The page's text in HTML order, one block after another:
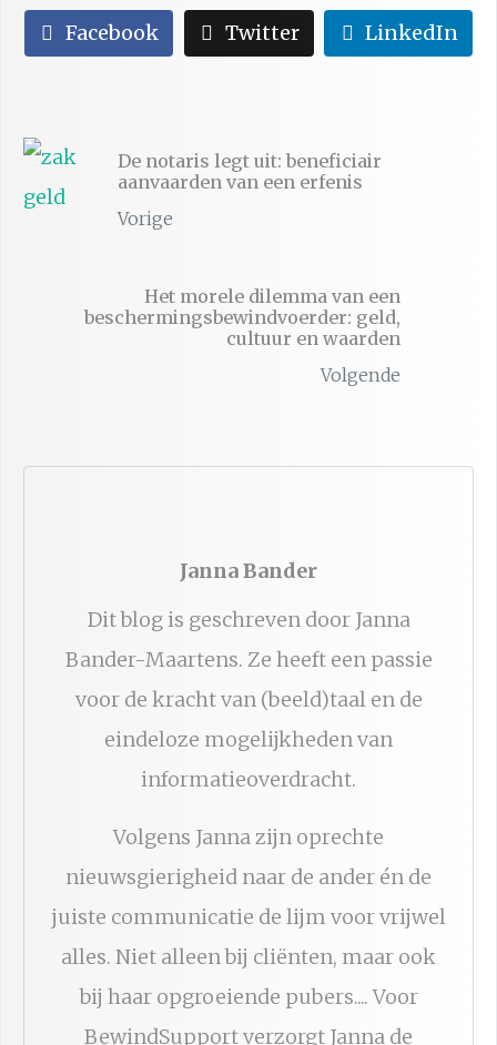
Facebook Twitter LinkedIn
De notaris legt uit: beneficiair
aanvaarden van een erfenis
Vorige
Het morele dilemma van een
beschermingsbewindvoerder: geld,
cultuur en waarden
Volgende
Janna Bander
Dit blog is geschreven door Janna
Bander-Maartens. Ze heeft een passie
voor de kracht van (beeld)taal en de
eindeloze mogelijkheden van
informatieoverdracht.
Volgens Janna zijn oprechte
nieuwsgierigheid naar de ander én de
juiste communicatie de lijm voor vrijwel
alles. Niet alleen bij cliënten, maar ook
bij haar opgroeiende pubers.... Voor
BewindSupport verzorgt Janna de